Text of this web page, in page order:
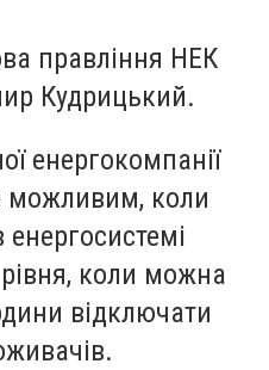
правління НЕК
Кудрицький.
енергокомпанії
можливим, коли
коли можна
відключати